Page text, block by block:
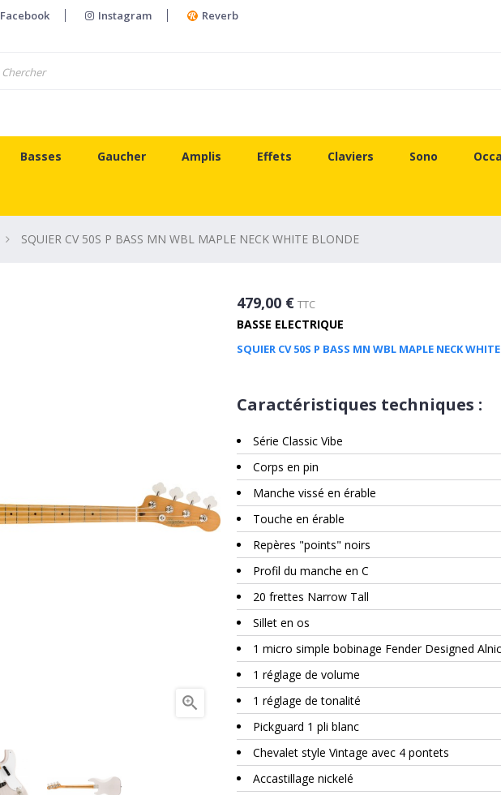
Facebook Instagram Reverb
Basses Gaucher Amplis Effets Claviers Sono
SQUIER CV 50S P BASS MN WBL MAPLE NECK WHITE BLONDE

479,00 € TTC
BASSE ELECTRIQUE
SQUIER CV 50S P BASS MN WBL MAPLE NECK
Caractéristiques techniques :
Série Classic Vibe
Corps en pin
Manche vissé en érable
Touche en érable
Repères "points" noirs
Profil du manche en C
20 frettes Narrow Tall
Sillet en os
1 micro simple bobinage Fender Designed
1 réglage de volume
1 réglage de tonalité
Pickguard 1 pli blanc
Chevalet style Vintage avec 4 pontets
Accastillage nickelé